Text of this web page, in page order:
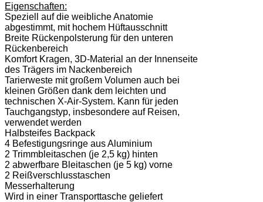
Eigenschaften:
Speziell auf die weibliche Anatomie
abgestimmt, mit hochem Hüftausschnitt
Breite Rückenpolsterung für den unteren
Rückenbereich
Komfort Kragen, 3D-Material an der Innenseite
des Trägers im Nackenbereich
Tarierweste mit großem Volumen auch bei
kleinen Größen dank dem leichten und
technischen X-Air-System. Kann für jeden
Tauchgangstyp, insbesondere auf Reisen,
verwendet werden
Halbsteifes Backpack
4 Befestigungsringe aus Aluminium
2 Trimmbleitaschen (je 2,5 kg) hinten
2 abwerfbare Bleitaschen (je 5 kg) vorne
2 Reißverschlusstaschen
Messerhalterung
Wird in einer Transporttasche geliefert